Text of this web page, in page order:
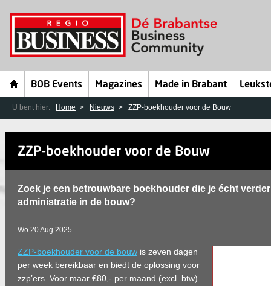
BOB Events Magazines Made in Brabant
U bent hier: Home Nieuws ZZP-boekhouder voor de Bouw
ZZP-boekhouder voor de Bouw
Zoek je een betrouwbare boekhouder die je écht
administratie in de bouw?
Wo 20 Aug 2025
ZZP-boekhouder voor de bouw is zeven dagen
per week bereikbaar en biedt de oplossing voor
zzp’ers. Voor maar €80,- per maand (excl. btw)